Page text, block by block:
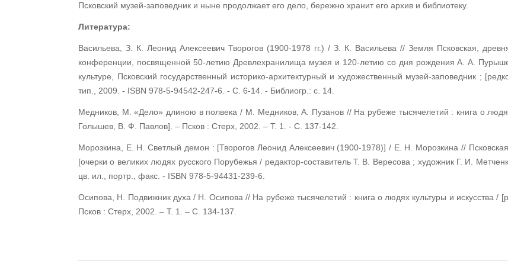
Псковский музей-заповедник и ныне продолжает его дело, бережно хранит его архив и библиотеку.
Литература:
Васильева, З. К. Леонид Алексеевич Творогов (1900-1978 гг.) / З. К. Васильева // Земля Псковская,
конференции, посвященной 50-летию Древлехранилища музея и 120-летию со дня рождения А. А.
культуре, Псковский государственный историко-архитектурный и художественный музей-заповедник ;
тип., 2009. - ISBN 978-5-94542-247-6. - С. 6-14. - Библиогр.: с. 14.
Медников, М. «Дело» длиною в полвека / М. Медников, А. Пузанов // На рубеже тысячелетий : книга о людях
Голышев, В. Ф. Павлов]. – Псков : Стерх, 2002. – Т. 1. - С. 137-142.
Морозкина, Е. Н. Светлый демон : [Творогов Леонид Алексеевич (1900-1978)] / Е. Н. Морозкина //
[очерки о великих людях русского Порубежья / редактор-составитель Т. В. Вересова ; художник Г. И.
цв. ил., портр., факс. - ISBN 978-5-94431-239-6.
Осипова, Н. Подвижник духа / Н. Осипова // На рубеже тысячелетий : книга о людях культуры и искусства
Псков : Стерх, 2002. – Т. 1. – С. 134-137.